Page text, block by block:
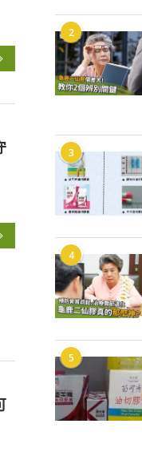
2
3
4
5